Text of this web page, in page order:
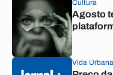
Cultura
Agosto
Vida Urbana